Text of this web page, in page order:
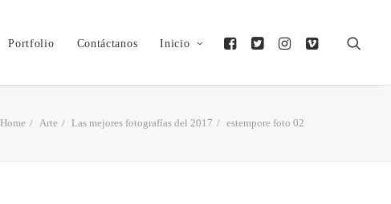
Portfolio Contáctanos Inicio
Home Arte Las mejores fotografías del 2017 estempore foto 02